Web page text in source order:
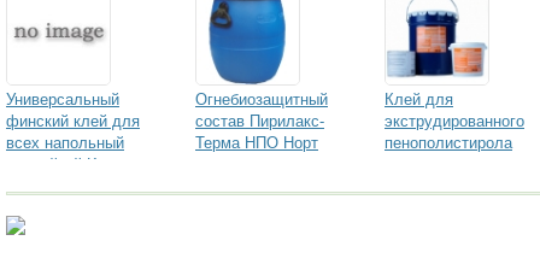
Универсальный
финский клей для
всех напольный
покрыйтий Kesto
Огнебиозащитный
состав Пирилакс-
Терма НПО Норт
Клей для
экструдированного
пенополистирола